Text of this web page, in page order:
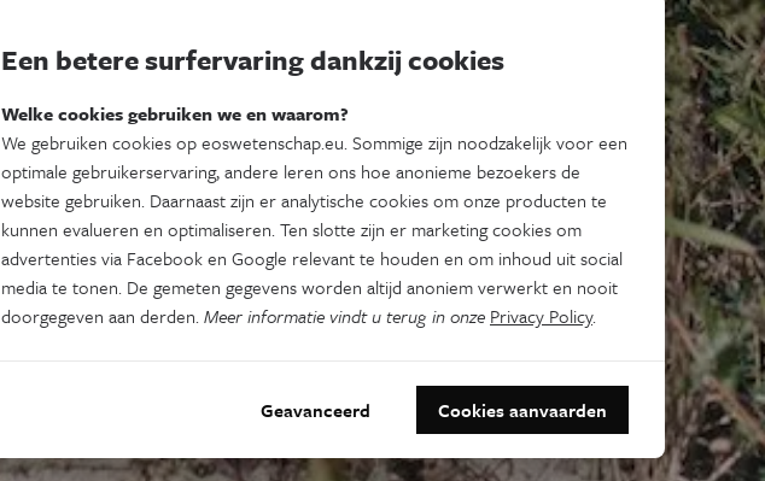
Een betere surfervaring dankzij cookies
Welke cookies gebruiken we en waarom?
We gebruiken cookies op eoswetenschap.eu. Sommige zijn noodzakelijk voor een
optimale gebruikerservaring, andere leren ons hoe anonieme bezoekers de
website gebruiken. Daarnaast zijn er analytische cookies om onze producten te
kunnen evalueren en optimaliseren. Ten slotte zijn er marketing cookies om
advertenties via Facebook en Google relevant te houden en om inhoud uit social
media te tonen. De gemeten gegevens worden altijd anoniem verwerkt en nooit
doorgegeven aan derden.Meer informatie vindt u terug in onze Privacy Policy.
Geavanceerd Cookies aanvaarden